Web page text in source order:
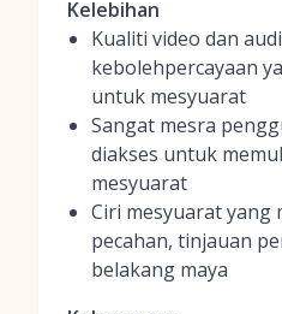
Kelebihan
Kualiti video dan
kebolehpercayaan
untuk mesyuarat
Sangat mesra
diakses untuk
mesyuarat
Ciri mesyuarat
pecahan, tinjauan
belakang maya